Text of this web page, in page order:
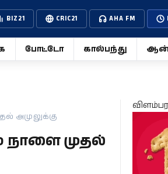
BIZ21 CRIC21 AHA FM
போட்டோ கால்பந்து
அமுலுக்கு
நாளை முதல்